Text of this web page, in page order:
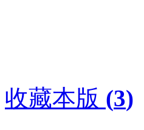
收藏本版 (3)